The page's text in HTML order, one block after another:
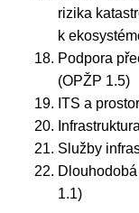
rizika
k
Podpora
(OPŽP 1.5)
ITS a
Služby
1.1)